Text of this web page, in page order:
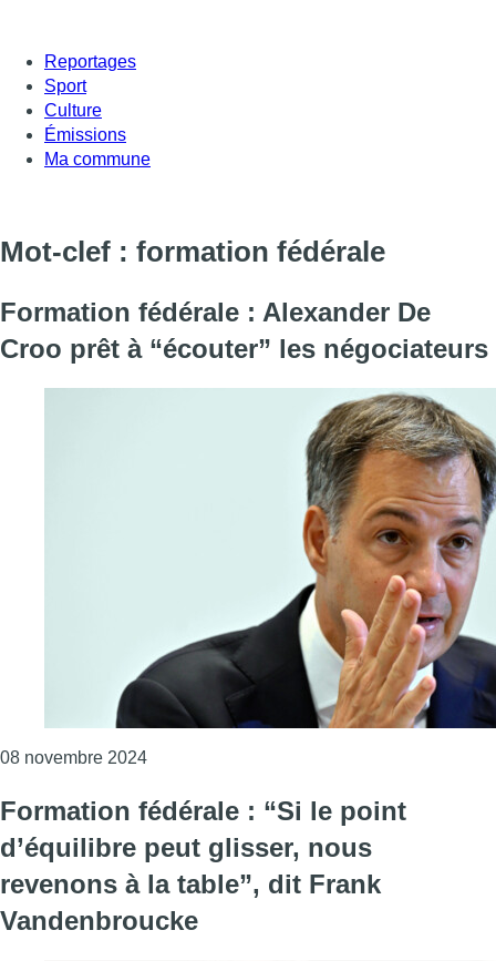
Reportages
Sport
Culture
Émissions
Ma commune
Mot-clef : formation fédérale
Formation fédérale : Alexander De
Croo prêt à “écouter” les négociateurs
08 novembre 2024Consulter l'article "Formation fédérale :
Formation fédérale : “Si le point
d’équilibre peut glisser, nous
revenons à la table”, dit Frank
Vandenbroucke